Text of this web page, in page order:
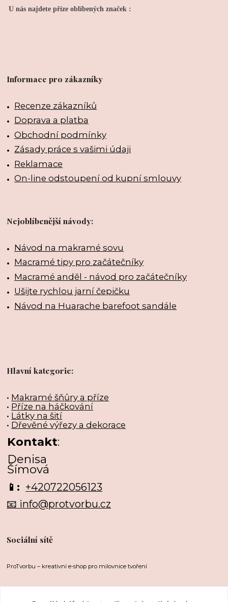
U nás najdete příze oblíbených značek :
Informace pro zákazníky
Recenze zákazníků
Doprava a platba
Obchodní podmínky
Zásady práce s vašimi údaji
Reklamace
On-line odstoupení od kupní smlouvy
Nejoblíbenější návody:
Návod na makramé sovu
Macramé tipy pro začátečníky
Macramé anděl - návod pro začátečníky
Ušijte rychlou jarní čepičku
Návod na Huarache barefoot sandále
Hlavní kategorie:
• Makramé šňůry a příze
• Příze na háčkování
• Látky na šití
• Dřevěné výřezy a dekorace
Kontakt:
Denisa
Šímová
📱: +420722056123
📧 info@protvorbu.cz
Sociální sítě
ProTvorbu – kreativní e-shop pro milovnice tvoření